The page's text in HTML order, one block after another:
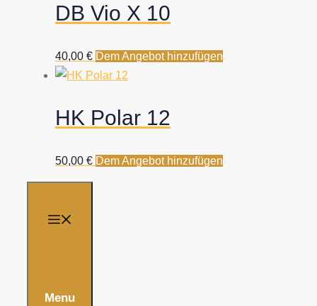
DB Vio X 10
40,00 € Dem Angebot hinzufügen
HK Polar 12
50,00 € Dem Angebot hinzufügen
Menu